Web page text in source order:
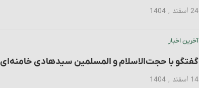
24 اسفند , 1404
آخرین اخبار
گفتگو با حجت‌الاسلام و المسلمین سیدهادی خامنه‌ای
14 اسفند , 1404